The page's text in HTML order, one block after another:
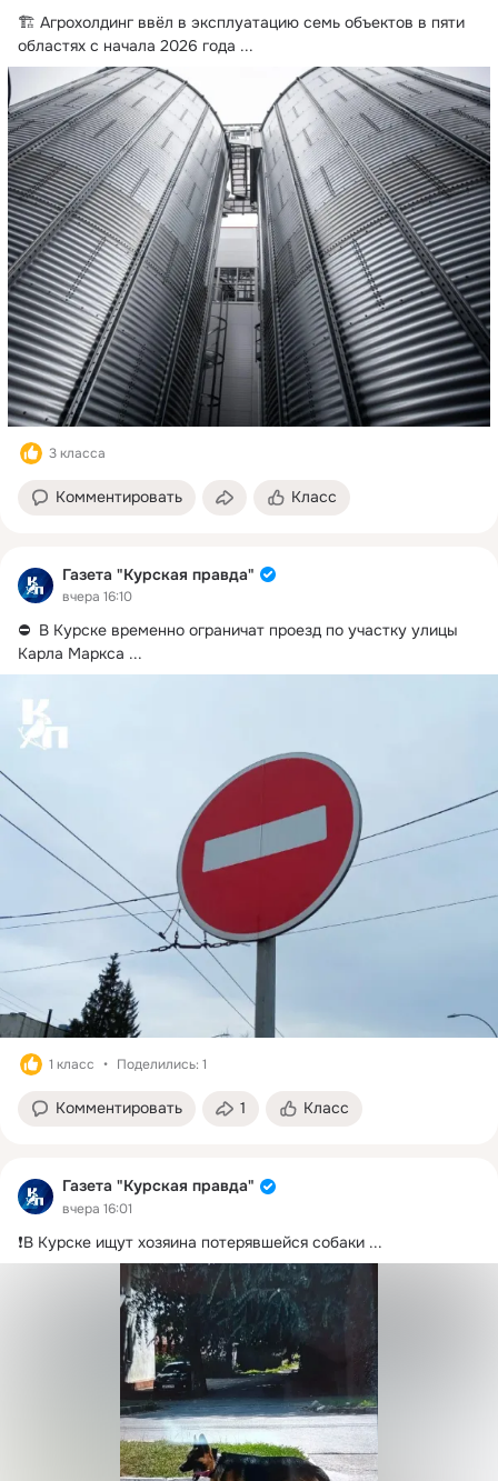
🏗️ Агрохолдинг ввёл в эксплуатацию семь объектов в пяти
областях с начала 2026 года ...
3 класса
Комментировать Класс
Газета "Курская правда"
вчера 16:10
⛔  В Курске временно ограничат проезд по участку улицы
Карла Маркса ...
1 класс Поделились: 1
Комментировать 1 Класс
Газета "Курская правда"
вчера 16:01
❗В Курске ищут хозяина потерявшейся собаки ...